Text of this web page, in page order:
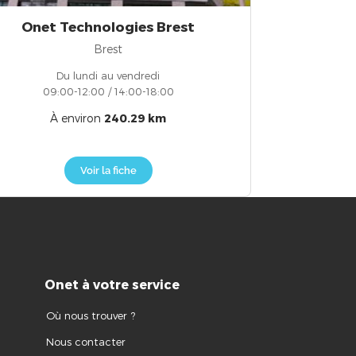
Onet Technologies Brest
Brest
Du lundi au vendredi
09:00-12:00 / 14:00-18:00
À environ 240.29 km
Voir la fiche
Onet à votre service
Où nous trouver ?
Nous contacter